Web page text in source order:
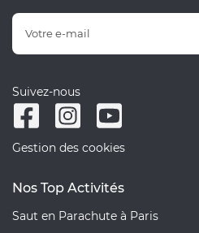
Suivez-nous
Gestion des cookies
Nos Top Activités
Saut en Parachute à Paris